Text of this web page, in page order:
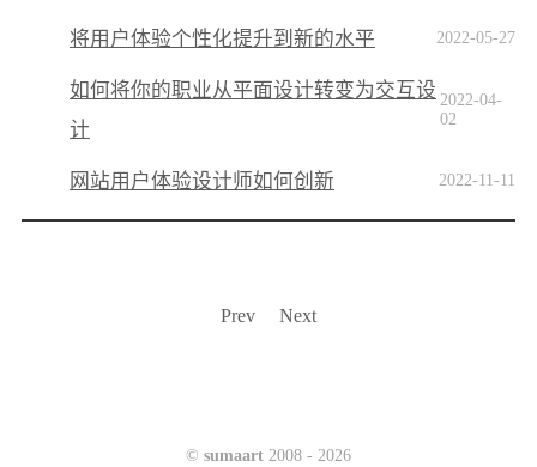
将用户体验个性化提升到新的水平 2022-05-27
如何将你的职业从平面设计转变为交互设
计
2022-04-
02
网站用户体验设计师如何创新 2022-11-11
Prev Next
© sumaart 2008 - 2026